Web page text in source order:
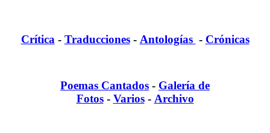
Crítica - Traducciones- Antologías - Crónicas
Poemas Cantados - Galería de
Fotos- Varios- Archivo